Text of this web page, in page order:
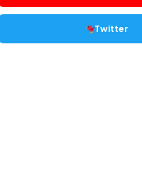
Twitter